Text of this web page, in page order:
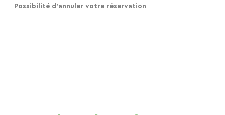
Possibilité d'annuler votre réservation